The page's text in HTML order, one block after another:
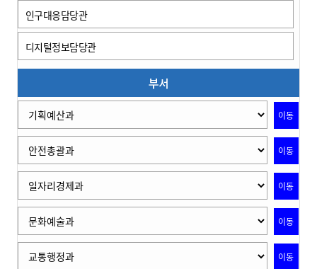
인구대응담당관
디지털정보담당관
부서
이동
이동
이동
이동
이동